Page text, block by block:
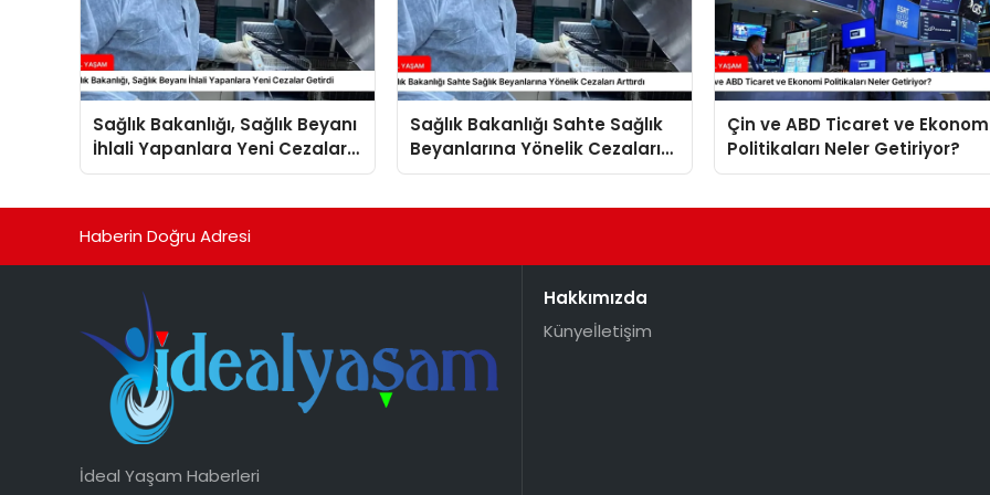
Sağlık Bakanlığı, Sağlık Beyanı
İhlali Yapanlara Yeni Cezalar
Getirdi
Sağlık Bakanlığı Sahte Sağlık
Beyanlarına Yönelik Cezaları
Arttırdı
Çin ve ABD Ticaret ve
Politikaları Neler Getiriyor?
Haberin Doğru Adresi
İdeal Yaşam Haberleri
Hakkımızda
Künyeİletişim